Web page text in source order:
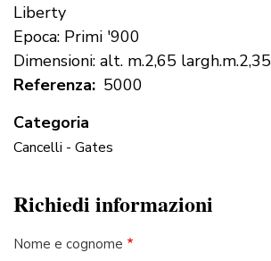
Liberty
Epoca: Primi '900
Dimensioni: alt. m.2,65 largh.m.2,35
Referenza
5000
Categoria
Cancelli - Gates
Richiedi informazioni
Nome e cognome